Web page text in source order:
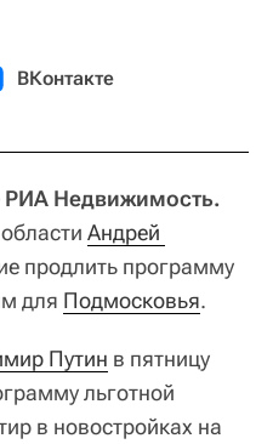
ВКонтакте
Недвижимость.
Андрей
продлить программу
для Подмосковья.
Путин в пятницу
льготной
в новостройках на